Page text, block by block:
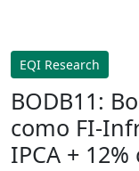
EQI Research
BODB11:
como FI-
IPCA +